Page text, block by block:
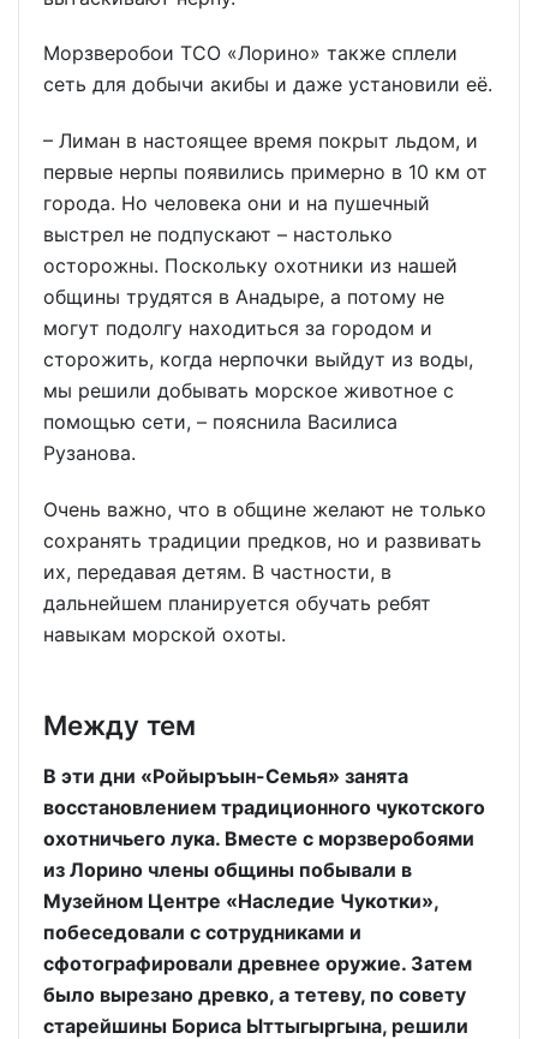
Морзверобои ТСО «Лорино» также сплели
сеть для добычи акибы и даже установили её.
– Лиман в настоящее время покрыт льдом, и
первые нерпы появились примерно в 10 км от
города. Но человека они и на пушечный
выстрел не подпускают – настолько
осторожны. Поскольку охотники из нашей
общины трудятся в Анадыре, а потому не
могут подолгу находиться за городом и
сторожить, когда нерпочки выйдут из воды,
мы решили добывать морское животное с
помощью сети, – пояснила Василиса
Рузанова.
Очень важно, что в общине желают не только
сохранять традиции предков, но и развивать
их, передавая детям. В частности, в
дальнейшем планируется обучать ребят
навыкам морской охоты.
Между тем
В эти дни «Ройыръын-Семья» занята
восстановлением традиционного чукотского
охотничьего лука. Вместе с морзверобоями
из Лорино члены общины побывали в
Музейном Центре «Наследие Чукотки»,
побеседовали с сотрудниками и
сфотографировали древнее оружие. Затем
было вырезано древко, а тетеву, по совету
старейшины Бориса Ыттыгыргына, решили